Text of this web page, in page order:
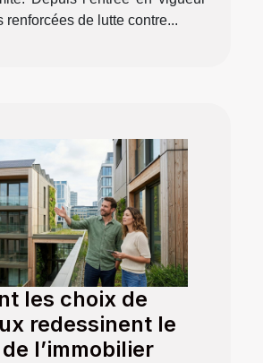
renforcées de lutte contre...
les choix de
redessinent le
l’immobilier